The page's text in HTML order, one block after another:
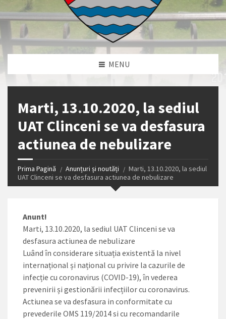
MENU
Marti, 13.10.2020, la sediul
UAT Clinceni se va desfasura
actiunea de nebulizare
Prima Pagină Anunțuri și noutăți
Marti, 13.10.2020, la sediul
UAT Clinceni se va desfasura actiunea de nebulizare
Anunt!
Marti, 13.10.2020, la sediul UAT Clinceni se va
desfasura actiunea de nebulizare
Luând în considerare situația existentă la nivel
internațional și național cu privire la cazurile de
infecție cu coronavirus (COVID-19), în vederea
prevenirii și gestionării infecțiilor cu coronavirus.
Actiunea se va desfasura in conformitate cu
prevederile OMS 119/2014 si cu recomandarile